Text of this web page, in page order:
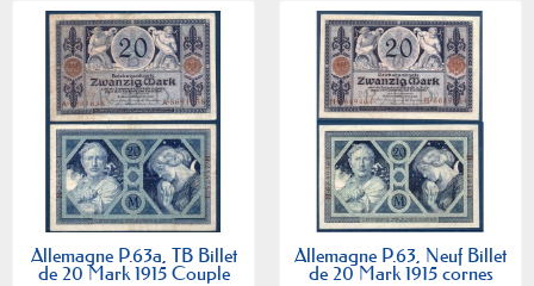
Allemagne P.63a, TB Billet
de 20 Mark 1915 Couple
Allemagne P.63, Neuf Billet
de 20 Mark 1915 cornes